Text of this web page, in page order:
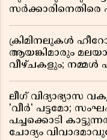
ക്രിമിനലുകൾ
ആയങ്കിമാരും
വീഴ്ചകളും;
ലീഗ് വിദ്യാഭ്യാസ
'വീർ' പട്ടമോ;
പച്ചക്കൊടി
ചോദ്യം